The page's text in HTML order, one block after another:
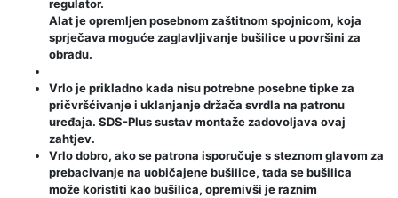
regulator.
Alat je opremljen posebnom zaštitnom spojnicom, koja
sprječava moguće zaglavljivanje bušilice u površini za
obradu.
Vrlo je prikladno kada nisu potrebne posebne tipke za
pričvršćivanje i uklanjanje držača svrdla na patronu
uređaja. SDS-Plus sustav montaže zadovoljava ovaj
zahtjev.
Vrlo dobro, ako se patrona isporučuje s steznom glavom za
prebacivanje na uobičajene bušilice, tada se bušilica
može koristiti kao bušilica, opremivši je raznim